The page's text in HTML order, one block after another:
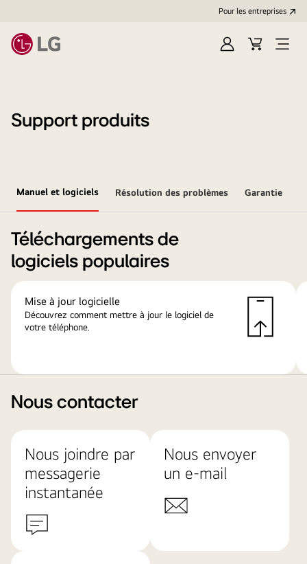
Pour les entreprises
Se
Panier
Support produits
Manuel et logiciels Résolution des problèmes Garantie
Téléchargements de
logiciels populaires
Mise à jour logicielle
Découvrez comment mettre à jour le logiciel de
votre téléphone.
Nous contacter
Nous joindre par
messagerie
instantanée
Nous envoyer
un e-mail